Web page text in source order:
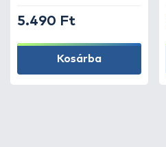
5.490 Ft
Kosárba